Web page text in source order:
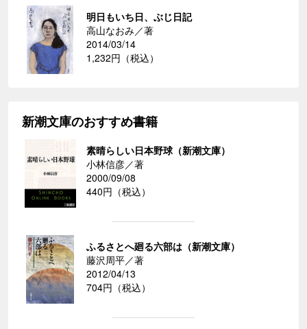
明日もいち日、ぶじ日記
高山なおみ／著
2014/03/14
1,232円（税込）
新潮文庫のおすすめ書籍
素晴らしい日本野球（新潮文庫）
小林信彦／著
2000/09/08
440円（税込）
ふるさとへ廻る六部は（新潮文庫）
藤沢周平／著
2012/04/13
704円（税込）